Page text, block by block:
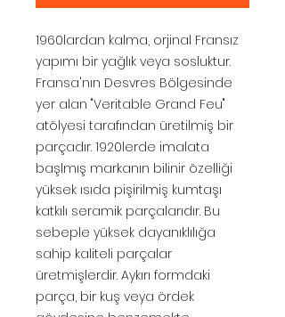
1960lardan kalma, orjinal Fransız
yapımı bir yağlık veya sosluktur.
Fransa'nın Desvres Bölgesinde
yer alan "Veritable Grand Feu"
atölyesi tarafından üretilmiş bir
parçadır. 1920lerde imalata
başlmış markanın bilinir özelliği
yüksek ısıda pişirilmiş kumtaşı
katkılı seramik parçalarıdır. Bu
sebeple yüksek dayanıklılığa
sahip kaliteli parçalar
üretmişlerdir. Aykırı formdaki
parça, bir kuş veya ördek